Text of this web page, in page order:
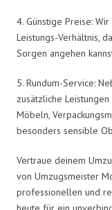
4. Günstige Preise:
Leistungs-Verhältnis,
Sorgen angehen
5. Rundum-Service:
zusätzliche
Möbeln,
besonders sensible
Vertraue deinem
von Umzugsmeister
professionellen und